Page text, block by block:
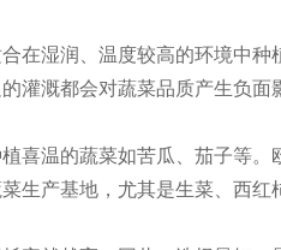
在湿润、温度较高的环境中种
灌溉都会对蔬菜品质产生负面
喜温的蔬菜如苦瓜、茄子等。
生产基地，尤其是生菜、西红